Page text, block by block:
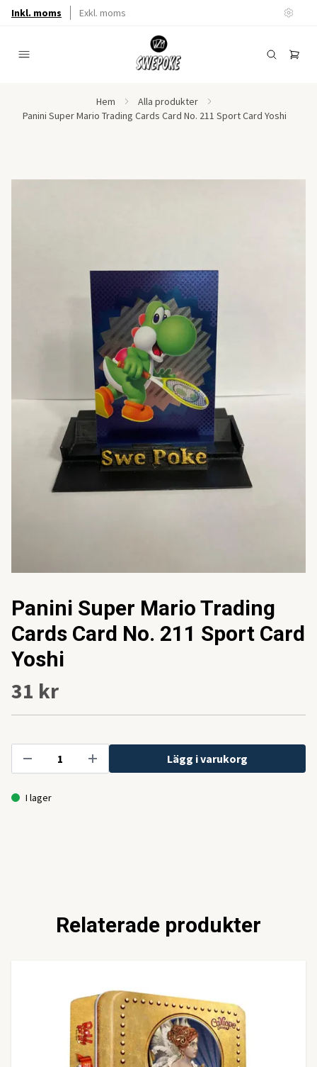
Inkl. moms Exkl. moms
Hem
Alla produkter
Panini Super Mario Trading Cards Card No. 211 Sport Card Yoshi
Panini Super Mario Trading
Cards Card No. 211 Sport Card
Yoshi
31 kr
Lägg i varukorg
I lager
Relaterade produkter